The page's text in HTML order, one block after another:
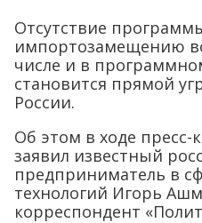
Отсутствие
импортозамещению
числе и в
становится прямой
России.
Об этом в ходе пресс-
заявил известный
предприниматель в
технологий Игорь
корреспондент